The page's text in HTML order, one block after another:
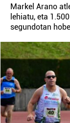
Markel Arano
lehiatu, eta
segundotan